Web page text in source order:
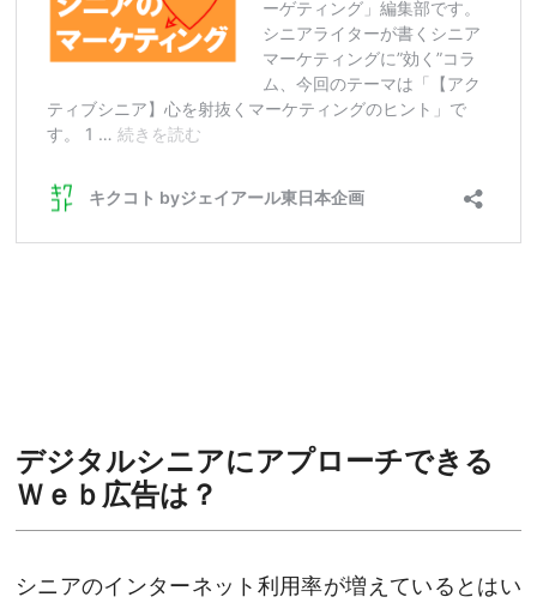
デジタルシニアにアプローチできる
Ｗｅｂ広告は？
シニアのインターネット利用率が増えているとはい